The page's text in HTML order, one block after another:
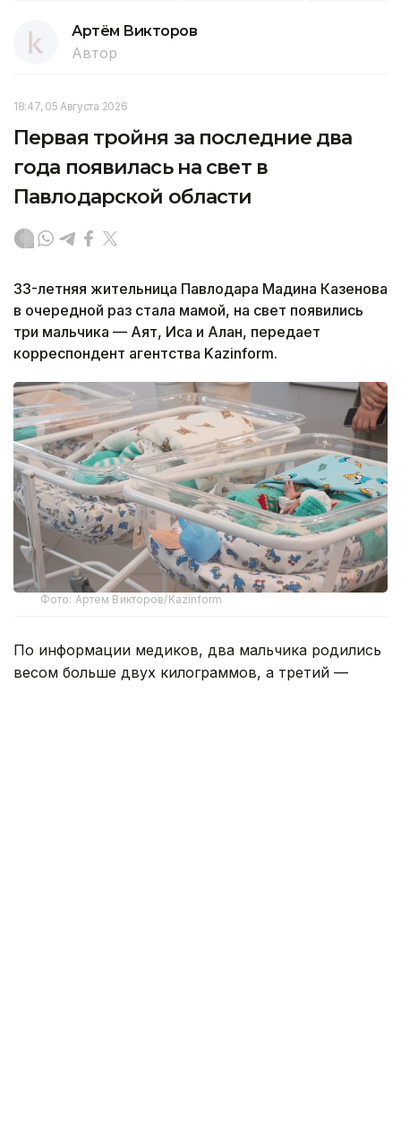
Артём Викторов
Автор
18:47, 05 Августа 2026
Первая тройня за последние два
года появилась на свет в
Павлодарской области
33-летняя жительница Павлодара Мадина Казенова
в очередной раз стала мамой, на свет появились
три мальчика — Аят, Иса и Алан, передает
корреспондент агентства Kazinform.
Фото: Артем Викторов/Kazinform
По информации медиков, два мальчика родились
весом больше двух килограммов, а третий —